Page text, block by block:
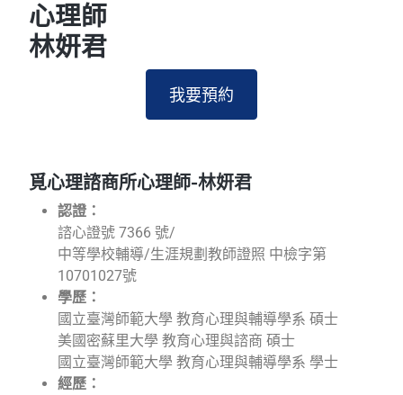
心理師
林妍君
我要預約
覓心理諮商所心理師-林妍君
認證：
諮心證號 7366 號/
中等學校輔導/生涯規劃教師證照 中檢字第
10701027號
學歷：
國立臺灣師範大學 教育心理與輔導學系 碩士
美國密蘇里大學 教育心理與諮商 碩士
國立臺灣師範大學 教育心理與輔導學系 學士
經歷：